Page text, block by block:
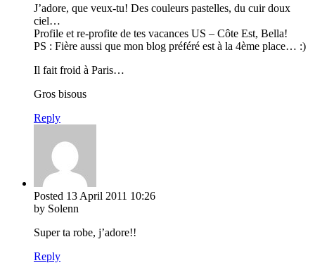
J’adore, que veux-tu! Des couleurs pastelles, du cuir doux
ciel…
Profile et re-profite de tes vacances US – Côte Est, Bella!
PS : Fière aussi que mon blog préféré est à la 4ème place… :)
Il fait froid à Paris…
Gros bisous
Reply
Posted 13 April 2011 10:26
by Solenn
Super ta robe, j’adore!!
Reply